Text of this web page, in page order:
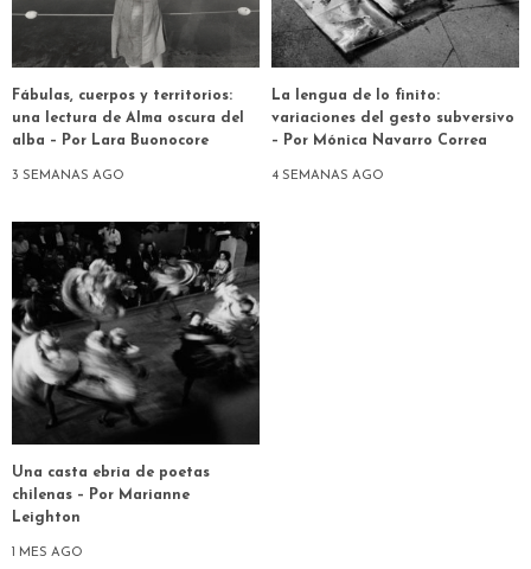
Fábulas, cuerpos y territorios:
una lectura de Alma oscura del
alba – Por Lara Buonocore
3 SEMANAS AGO
La lengua de lo finito:
variaciones del gesto subversivo
– Por Mónica Navarro Correa
4 SEMANAS AGO
Una casta ebria de poetas
chilenas – Por Marianne
Leighton
1 MES AGO